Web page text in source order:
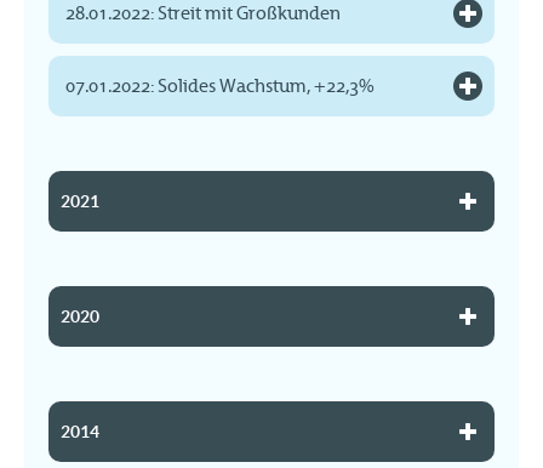
28.01.2022: Streit mit Großkunden
07.01.2022: Solides Wachstum, +22,3%
2021
2020
2014